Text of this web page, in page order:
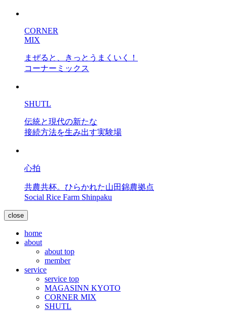
CORNER
MIX
まぜると、きっとうまくいく！
コーナーミックス
SHUTL
伝統と現代の新たな
接続方法を生み出す実験場
心拍
共農共杯。ひらかれた山田錦農拠点
Social Rice Farm Shinpaku
close
home
about
about top
member
service
service top
MAGASINN KYOTO
CORNER MIX
SHUTL